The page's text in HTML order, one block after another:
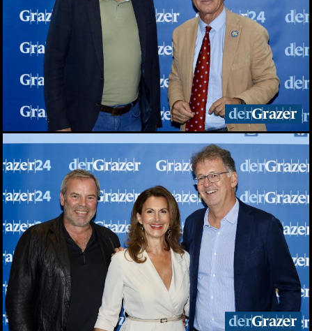
22.07.2026
Spiel, Spaß und Lernen in
der Kinderstadt Bibongo
14.07.2026
Die Grüne Nacht des
steirischen Tourismus
09.07.2026
Steiermark 2026
08.07.2026
WM 2026: Ganz Graz
fieberte mit der
Nationalelf
02.07.2026
Die Innenstadt wurde zum
Laufsteg
29.06.2026
Live aus dem Rathaus:
Das war Wahlsonntag in
Graz 2026, TEIL 2